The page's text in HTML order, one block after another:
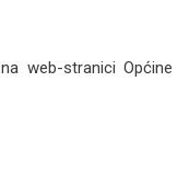
web-stranici Općine